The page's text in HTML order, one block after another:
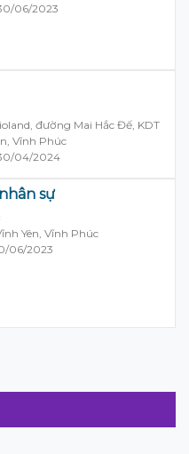
06/2023
đường Mai Hắc Đế, KDT
Vĩnh Phúc
04/2024
sự
Yên, Vĩnh Phúc
06/2023